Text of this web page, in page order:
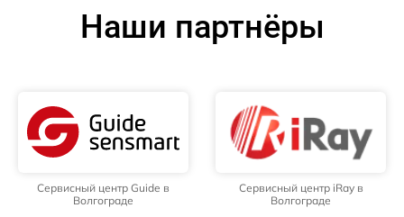
Наши партнёры
Сервисный центр Guide в
Волгограде
Сервисный центр iRay в
Волгограде